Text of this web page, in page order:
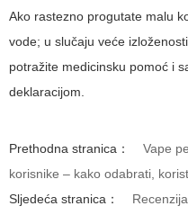
Ako rastezno progutate malu
vode; u slučaju veće
potražite medicinsku pomoć i
deklaracijom.
Prethodna stranica：
Vape
korisnike – kako odabrati,
Sljedeća stranica：